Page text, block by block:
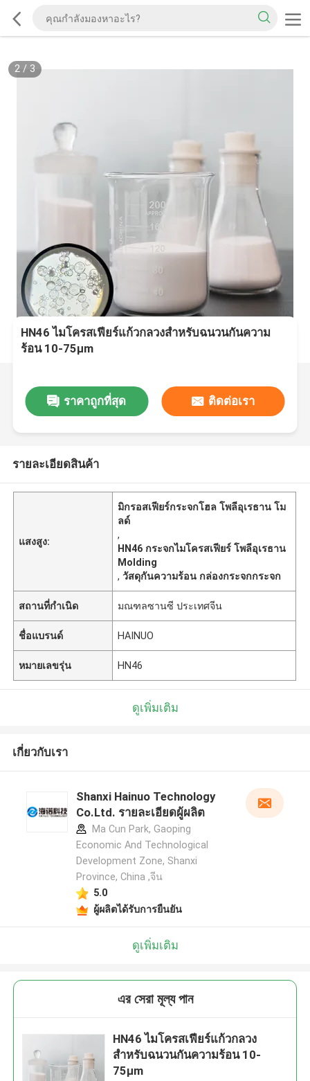
2/ 3
HN46 ไมโครสเฟียร์แก้วกลวงสำหรับฉนวนกันความ
ร้อน 10-75µm
ราคาถูกที่สุด ติดต่อเรา
รายละเอียดสินค้า
แสงสูง:
มิกรอสเฟียร์กระจกโฮล โพลีอุเรธาน โม
ลด์
,
HN46 กระจกไมโครสเฟียร์ โพลีอุเรธาน
Molding
,วัสดุกันความร้อน กล่องกระจกกระจก
สถานที่กำเนิด มณฑลซานซี ประเทศจีน
ชื่อแบรนด์ HAINUO
หมายเลขรุ่น HN46
ดูเพิ่มเติม
เกี่ยวกับเรา
Shanxi Hainuo Technology
Co.Ltd. รายละเอียดผู้ผลิต
Ma Cun Park, Gaoping
Economic And Technological
Development Zone, Shanxi
Province, China ,จีน
5.0
ผู้ผลิตได้รับการยืนยัน
ดูเพิ่มเติม
এর সেরা মূল্য পান
HN46 ไมโครสเฟียร์แก้วกลวง
สำหรับฉนวนกันความร้อน 10-
75µm